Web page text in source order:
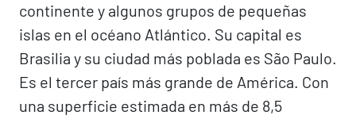
continente y algunos grupos de pequeñas
islas en el océano Atlántico. Su capital es
Brasilia y su ciudad más poblada es São Paulo.
Es el tercer país más grande de América. Con
una superficie estimada en más de 8,5